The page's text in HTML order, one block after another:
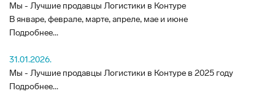
Мы - Лучшие продавцы Логистики в Контуре
В январе, феврале, марте, апреле, мае и июне
Подробнее...
31.01.2026.
Мы - Лучшие продавцы Логистики в Контуре в 2025 году
Подробнее...